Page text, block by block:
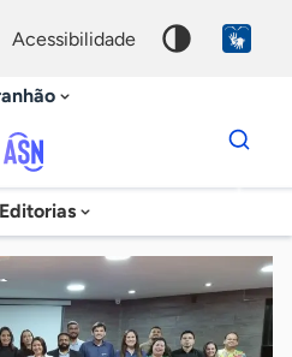
acessibilidade
Agência
Sebrae
de
Notícias
Editorias
Dados
para
chave